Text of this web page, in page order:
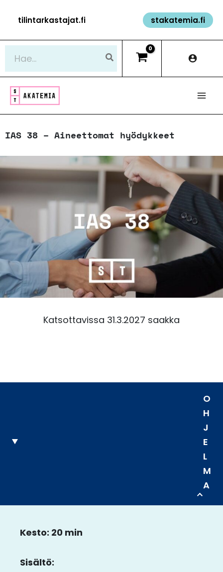
sisältöön
tilintarkastajat.fi stakatemia.fi
IAS 38 – Aineettomat hyödykkeet
Katsottavissa 31.3.2027 saakka
O
H
J
E
L
M
A
Kesto: 20 min
Sisältö: